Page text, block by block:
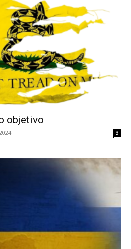
objetivo
3